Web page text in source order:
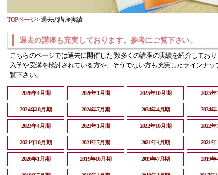
TOPページ>過去の講座実績
過去の講座も充実しております。参考にご覧下さい。
こちらのページでは過去に開催した 数多くの講座の実績を紹介してお
入学や受講を検討されている方や、そうでない方も充実したラインナッ
覧下さい。
2026年4月期 2026年1月期 2025年10月期 2025
2024年10月期 2024年7月期 2024年4月期 2024
2023年4月期 2023年1月期 2022年10月期 2022
2021年10月期 2021年7月期 2021年4月期 2021
2020年1月期 2019年10月期 2019年7月期 2019